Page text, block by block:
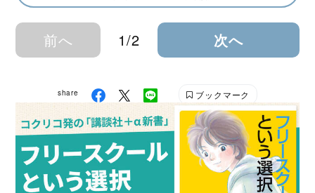
前へ 1/2 次へ
share ブックマーク